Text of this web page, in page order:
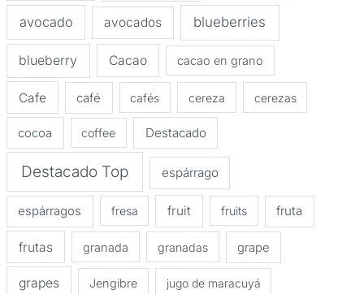
avocado avocados blueberries
blueberry Cacao cacao en grano
Cafe café cafés cereza cerezas
cocoa coffee Destacado
Destacado Top espárrago
espárragos fresa fruit fruits fruta
frutas granada granadas grape
grapes Jengibre jugo de maracuyá